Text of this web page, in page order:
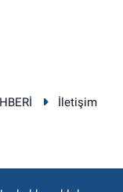
İletişim